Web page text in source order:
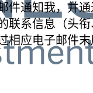
通知我，并
系信息（头
应电子邮件